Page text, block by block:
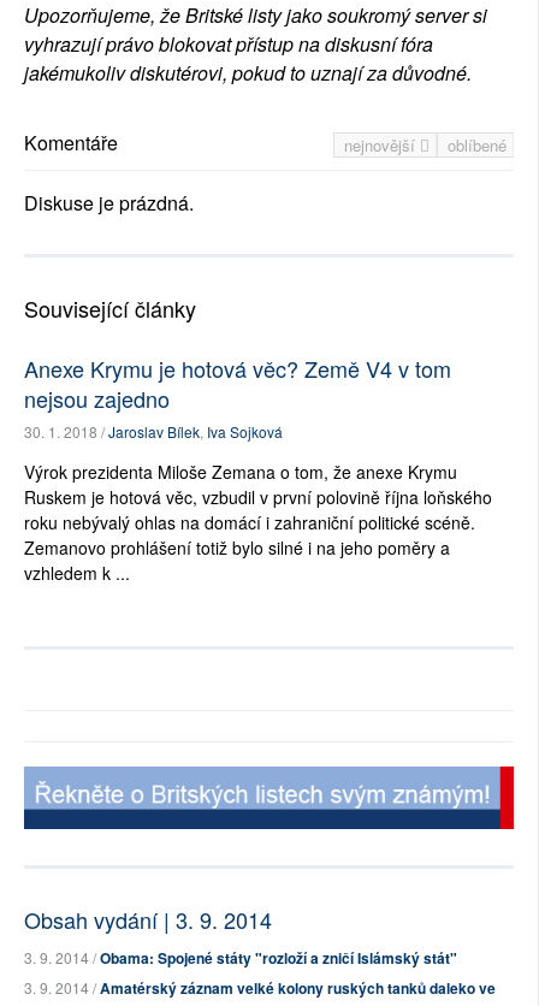
Upozorňujeme, že Britské listy jako soukromý server si
vyhrazují právo blokovat přístup na diskusní fóra
jakémukoliv diskutérovi, pokud to uznají za důvodné.
nejnovější oblíbené
Komentáře
Diskuse je prázdná.
Související články
Anexe Krymu je hotová věc? Země V4 v tom
nejsou zajedno
30. 1. 2018 /Jaroslav Bílek, Iva Sojková
Výrok prezidenta Miloše Zemana o tom, že anexe Krymu
Ruskem je hotová věc, vzbudil v první polovině října loňského
roku nebývalý ohlas na domácí i zahraniční politické scéně.
Zemanovo prohlášení totiž bylo silné i na jeho poměry a
vzhledem k ...
Obsah vydání | 3. 9. 2014
3. 9. 2014 /Obama: Spojené státy "rozloží a zničí Islámský stát"
3. 9. 2014 /Amatérský záznam velké kolony ruských tanků daleko ve